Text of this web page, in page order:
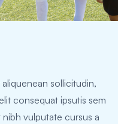
sollicitudin,
consequat ipsutis sem
vulputate cursus a